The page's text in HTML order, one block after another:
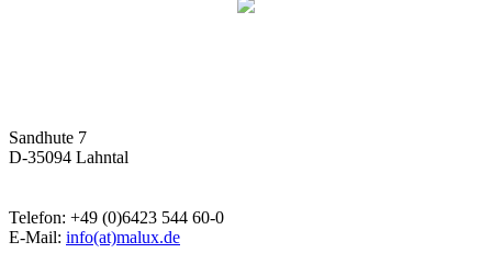
Sandhute 7
D-35094 Lahntal
Telefon: +49 (0)6423 544 60-0
E-Mail: info(at)malux.de